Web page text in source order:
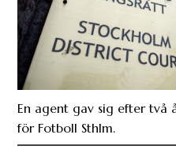
En agent gav sig efter två
för Fotboll Sthlm.